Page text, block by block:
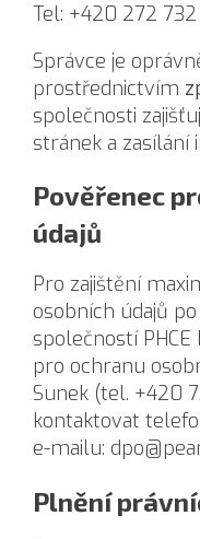
Tel: +420 272
Správce je
prostřednictvím
společnosti
stránek a zasílání
Pověřenec
údajů
Pro zajištění
osobních údajů
společností
pro ochranu
Sunek (tel. +420
kontaktovat
e-mailu:
Plnění